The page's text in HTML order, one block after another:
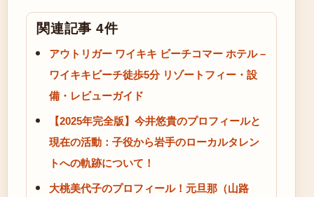
関連記事 4件
アウトリガー ワイキキ ビーチコマー ホテル –
ワイキキビーチ徒歩5分 リゾートフィー・設
備・レビューガイド
【2025年完全版】今井悠貴のプロフィールと
現在の活動：子役から岩手のローカルタレン
トへの軌跡について！
大桃美代子のプロフィール！元旦那（山路